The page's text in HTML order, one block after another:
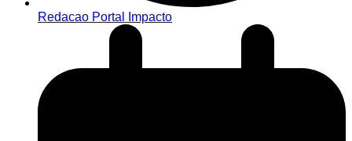
Redacao Portal Impacto